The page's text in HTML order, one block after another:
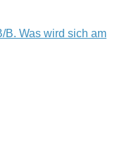
B. Was wird sich am